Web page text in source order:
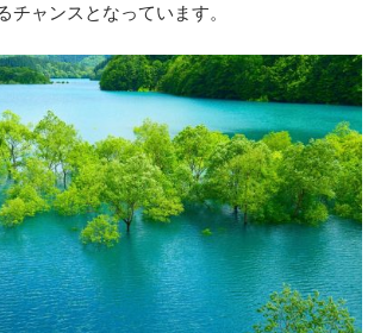
チャンスとなっています。